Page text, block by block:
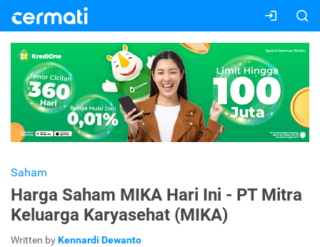
Saham
Harga Saham MIKA Hari Ini - PT Mitra
Keluarga Karyasehat (MIKA)
Written byKennardi Dewanto